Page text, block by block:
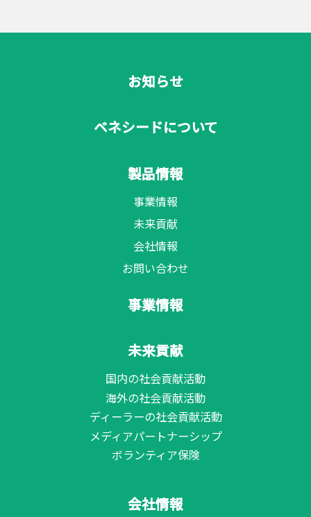
お知らせ
ベネシードについて
製品情報
事業情報
未来貢献
会社情報
お問い合わせ
事業情報
未来貢献
国内の社会貢献活動
海外の社会貢献活動
ディーラーの社会貢献活動
メディアパートナーシップ
ボランティア保険
会社情報